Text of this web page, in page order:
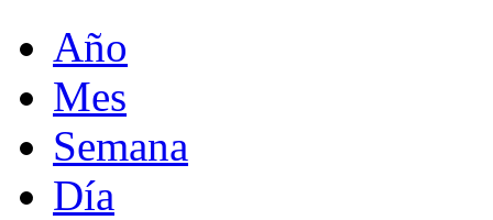
Año
Mes
Semana
Día